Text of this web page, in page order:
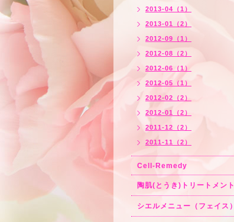
2013-04（1）
2013-01（2）
2012-09（1）
2012-08（2）
2012-06（1）
2012-05（1）
2012-02（2）
2012-01（2）
2011-12（2）
2011-11（2）
Cell-Remedy
陶肌(とうき)トリートメント
シエルメニュー（フェイス）